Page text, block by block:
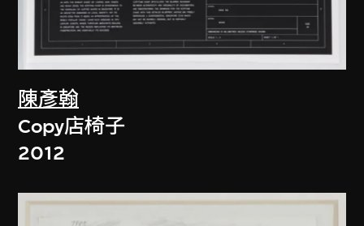
陳彥翰
Copy店椅子
2012